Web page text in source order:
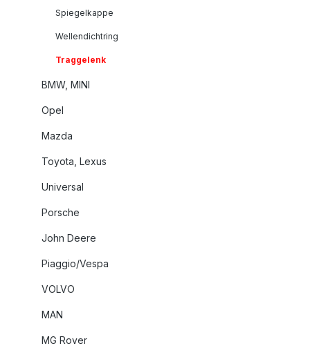
Spiegelkappe
Wellendichtring
Traggelenk
BMW, MINI
Opel
Mazda
Toyota, Lexus
Universal
Porsche
John Deere
Piaggio/Vespa
VOLVO
MAN
MG Rover